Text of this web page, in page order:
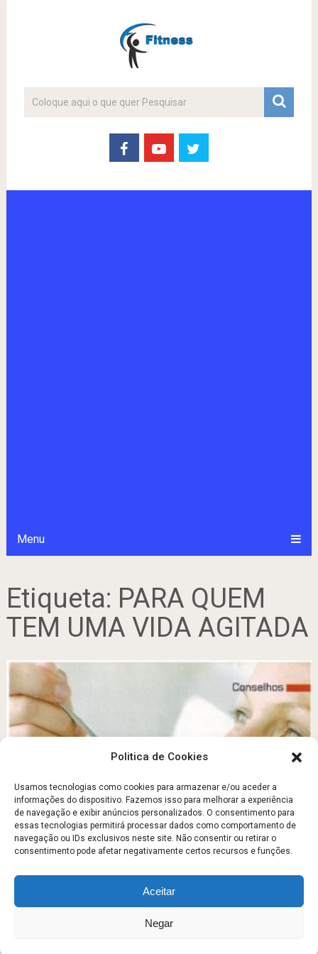
Politica de Cookies
Usamos tecnologias como cookies para armazenar e/ou aceder a
informações do dispositivo. Fazemos isso para melhorar a experiência
de navegação e exibir anúncios personalizados. O consentimento para
essas tecnologias permitirá processar dados como comportamento de
navegação ou IDs exclusivos neste site. Não consentir ou retirar o
consentimento pode afetar negativamente certos recursos e funções.
Aceitar
Negar
Menu
Etiqueta: PARA QUEM
TEM UMA VIDA AGITADA
25 Dicas para emagrecer com saúde
Outubro 6, 2012
Escola FitnessCopyright © 2026.